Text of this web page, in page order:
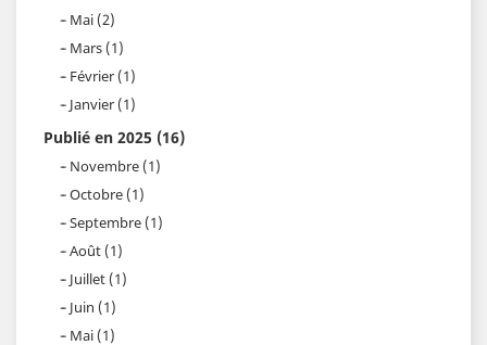
Mai (2)
Mars (1)
Février (1)
Janvier (1)
Publié en 2025 (16)
Novembre (1)
Octobre (1)
Septembre (1)
Août (1)
Juillet (1)
Juin (1)
Mai (1)